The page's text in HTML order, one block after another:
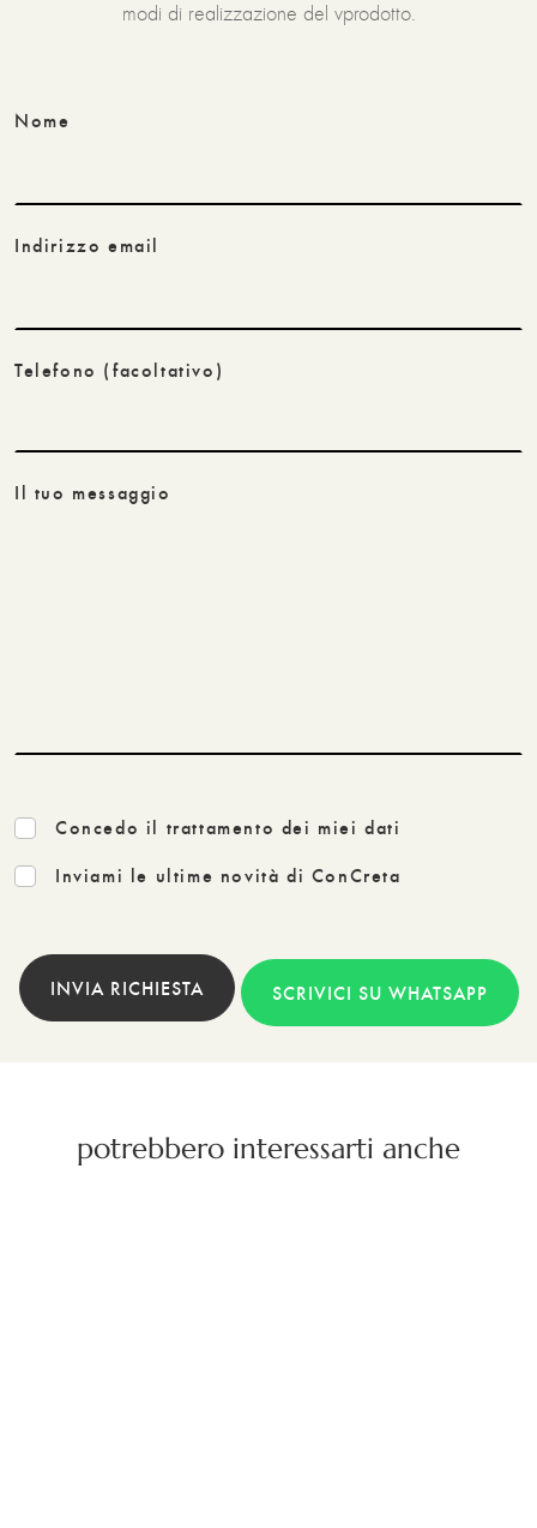
modi di realizzazione del vprodotto.
Nome
Indirizzo email
Telefono (facoltativo)
Il tuo messaggio
Concedo il trattamento dei miei dati
Inviami le ultime novità di ConCreta
INVIA RICHIESTA SCRIVICI SU WHATSAPP
potrebbero interessarti anche